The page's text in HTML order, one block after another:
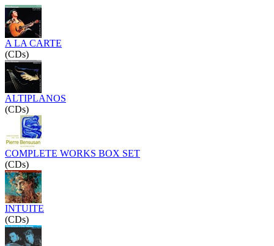
A LA CARTE
(CDs)
ALTIPLANOS
(CDs)
COMPLETE WORKS BOX SET
(CDs)
INTUITE
(CDs)